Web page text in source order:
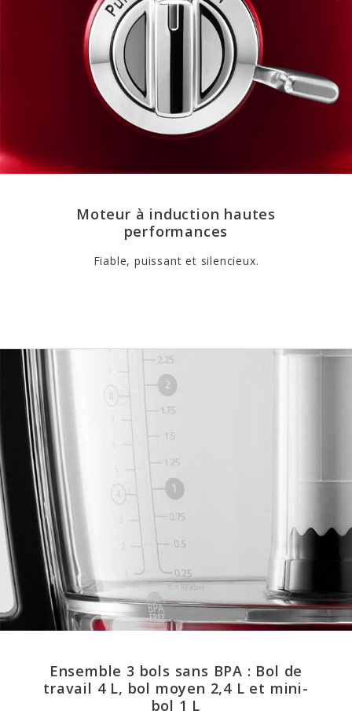
Moteur à induction hautes
performances
Fiable, puissant et silencieux.
Ensemble 3 bols sans BPA : Bol de
travail 4 L, bol moyen 2,4 L et mini-
bol 1 L